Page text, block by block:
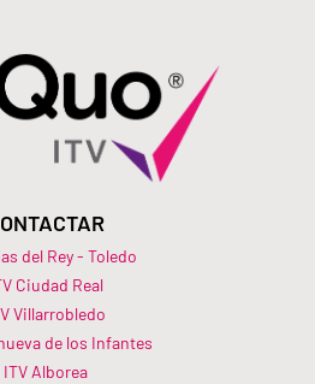
del Rey - Toledo
Ciudad Real
Villarrobledo
de los Infantes
ITV Alborea